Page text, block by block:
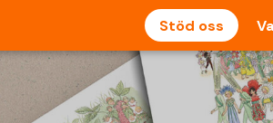
Stöd oss